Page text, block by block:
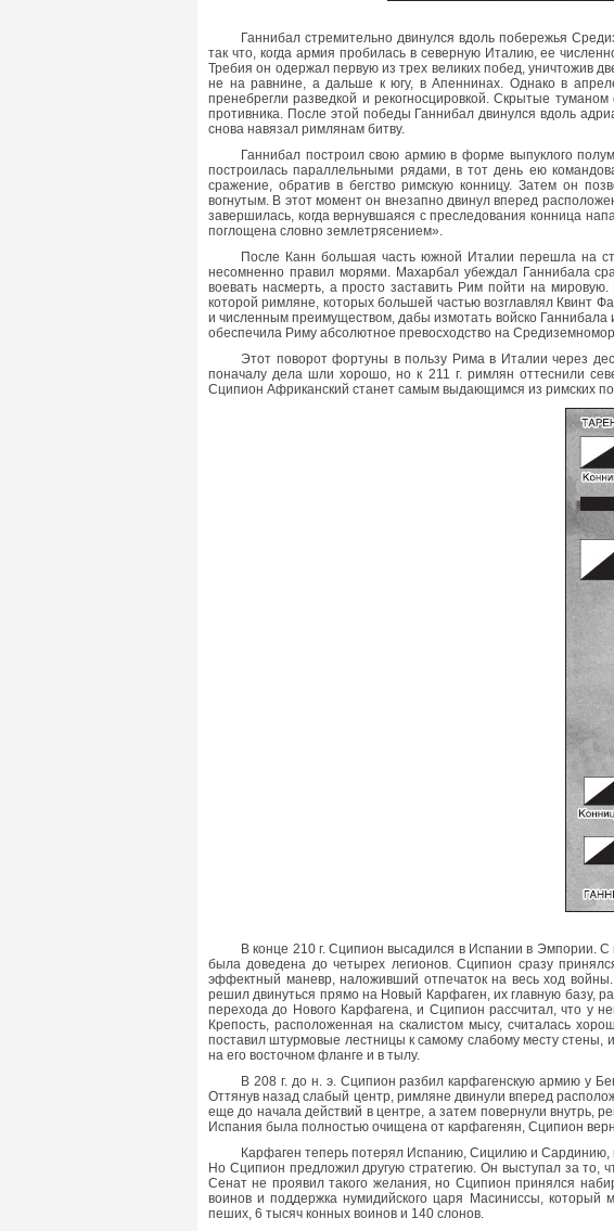
Ганнибал стремительно двинулся вдоль побережья
так что, когда армия пробилась в северную Италию, ее
Требия он одержал первую из трех великих побед, уничтожив
не на равнине, а дальше к югу, в Апеннинах. Однако в
пренебрегли разведкой и рекогносцировкой. Скрытые
противника. После этой победы Ганнибал двинулся вдоль
снова навязал римлянам битву.
Ганнибал построил свою армию в форме выпуклого
построилась параллельными рядами, в тот день ею
сражение, обратив в бегство римскую конницу. Затем он
вогнутым. В этот момент он внезапно двинул вперед
завершилась, когда вернувшаяся с преследования конница
поглощена словно землетрясением».
После Канн большая часть южной Италии перешла на
несомненно правил морями. Махарбал убеждал Ганнибала
воевать насмерть, а просто заставить Рим пойти на
которой римляне, которых большей частью возглавлял Квинт
и численным преимуществом, дабы измотать войско Ганнибала
обеспечила Риму абсолютное превосходство на
Этот поворот фортуны в пользу Рима в Италии через
поначалу дела шли хорошо, но к 211 г. римлян оттеснили
Сципион Африканский станет самым выдающимся из римских
В конце 210 г. Сципион высадился в Испании в Эмпории.
была доведена до четырех легионов. Сципион сразу
эффектный маневр, наложивший отпечаток на весь ход
решил двинуться прямо на Новый Карфаген, их главную базу,
перехода до Нового Карфагена, и Сципион рассчитал, что у
Крепость, расположенная на скалистом мысу, считалась
поставил штурмовые лестницы к самому слабому месту стены,
на его восточном фланге и в тылу.
В 208 г. до н. э. Сципион разбил карфагенскую армию у
Оттянув назад слабый центр, римляне двинули вперед
еще до начала действий в центре, а затем повернули внутрь,
Испания была полностью очищена от карфагенян, Сципион
Карфаген теперь потерял Испанию, Сицилию и Сардинию,
Но Сципион предложил другую стратегию. Он выступал за то,
Сенат не проявил такого желания, но Сципион принялся
воинов и поддержка нумидийского царя Масиниссы, который
пеших, 6 тысяч конных воинов и 140 слонов.